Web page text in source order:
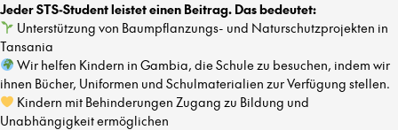
Jeder STS-Student leistet einen Beitrag. Das bedeutet:
Unterstützung von Baumpflanzungs- und Naturschutzprojekten in
Tansania
Wir helfen Kindern in Gambia, die Schule zu besuchen, indem wir
ihnen Bücher, Uniformen und Schulmaterialien zur Verfügung stellen.
Kindern mit Behinderungen Zugang zu Bildung und
Unabhängigkeit ermöglichen